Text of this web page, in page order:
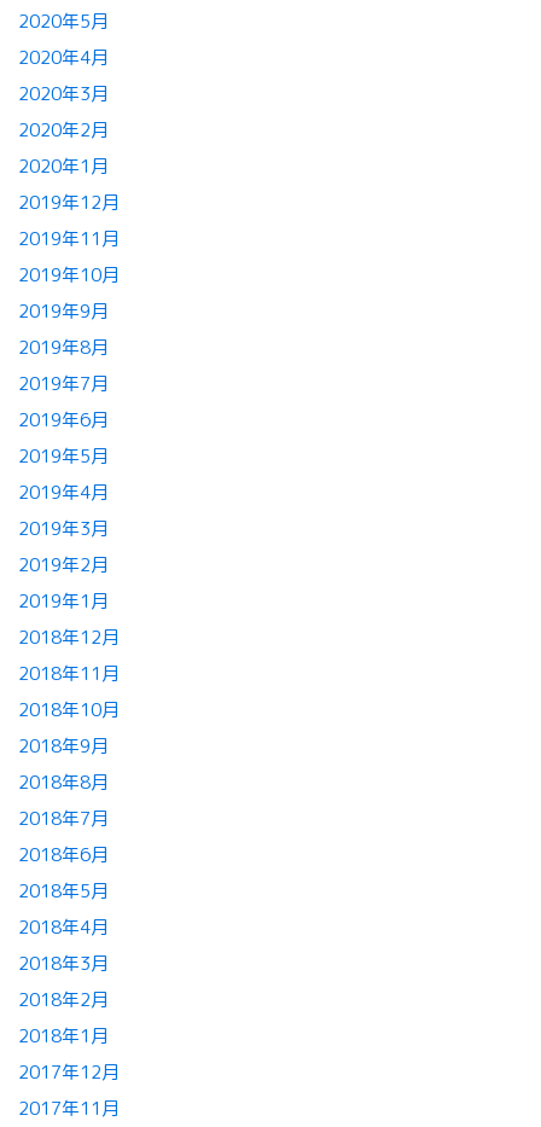
2020年5月
2020年4月
2020年3月
2020年2月
2020年1月
2019年12月
2019年11月
2019年10月
2019年9月
2019年8月
2019年7月
2019年6月
2019年5月
2019年4月
2019年3月
2019年2月
2019年1月
2018年12月
2018年11月
2018年10月
2018年9月
2018年8月
2018年7月
2018年6月
2018年5月
2018年4月
2018年3月
2018年2月
2018年1月
2017年12月
2017年11月